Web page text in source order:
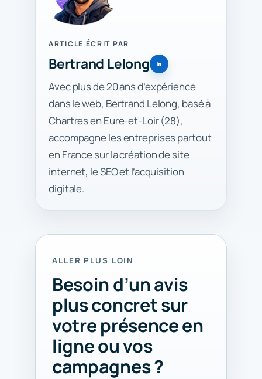
ARTICLE ÉCRIT PAR
Bertrand Lelong
Avec plus de 20 ans d’expérience
dans le web, Bertrand Lelong, basé à
Chartres en Eure-et-Loir (28),
accompagne les entreprises partout
en France sur la création de site
internet, le SEO et l’acquisition
digitale.
ALLER PLUS LOIN
Besoin d’un avis
plus concret sur
votre présence en
ligne ou vos
campagnes ?